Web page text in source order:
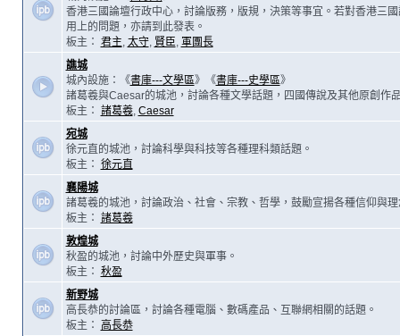
香港三國論壇行政中心，討論版務，版規，決策等事宜。若對香港三
用上的問題，亦請到此發表。
板主： 君主, 太守, 賢臣, 軍團長
譙城
城內設施：《書庫---文學區》《書庫---史學區》
諸葛羲與Caesar的城池，討論各種文學話題，四國傳說及其他原創作
板主： 諸葛羲, Caesar
宛城
徐元直的城池，討論科學與科技等各種理科類話題。
板主： 徐元直
襄陽城
諸葛羲的城池，討論政治、社會、宗教、哲學，鼓勵宣揚各種信仰與理
板主： 諸葛羲
敦煌城
秋盈的城池，討論中外歷史與軍事。
板主： 秋盈
新野城
高長恭的討論區，討論各種電腦、數碼產品、互聯網相關的話題。
板主：
高長恭